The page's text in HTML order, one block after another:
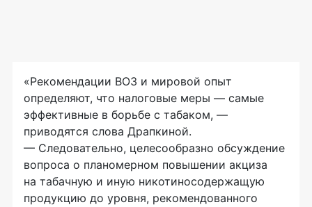
«Рекомендации ВОЗ и мировой опыт
определяют, что налоговые меры — самые
эффективные в борьбе с табаком, —
приводятся слова Драпкиной.
— Следовательно, целесообразно обсуждение
вопроса о планомерном повышении акциза
на табачную и иную никотиносодержащую
продукцию до уровня, рекомендованного